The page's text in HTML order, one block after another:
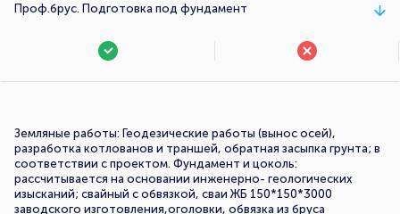
Проф.брус. Подготовка под фундамент
Земляные работы: Геодезические работы (вынос осей),
разработка котлованов и траншей, обратная засыпка грунта; в
соответствии с проектом. Фундамент и цоколь:
рассчитывается на основании инженерно- геологических
изысканий; свайный с обвязкой, сваи ЖБ 150*150*3000
заводского изготовления,оголовки, обвязка из бруса